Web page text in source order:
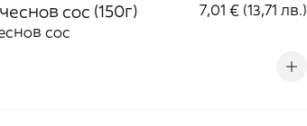
сос (150г)
7,01 € (13,71 лв.)
сос